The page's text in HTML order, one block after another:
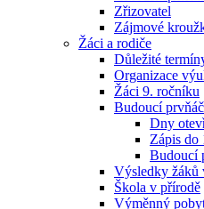
Zřizovatel
Zájmové
Žáci a rodiče
Důležité
Organizace
Žáci 9. ročníku
Budoucí
Dny
Zápis do
Budoucí
Výsledky žáků
Škola v přírodě
Výměnný